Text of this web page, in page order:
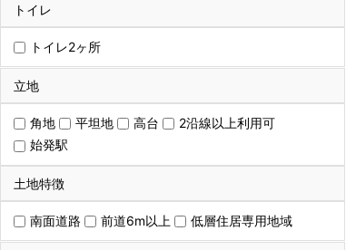
トイレ
トイレ2ヶ所
立地
角地 平坦地 高台
2沿線以上利用可
始発駅
土地特徴
南面道路 前道6m以上 低層住居専用地域